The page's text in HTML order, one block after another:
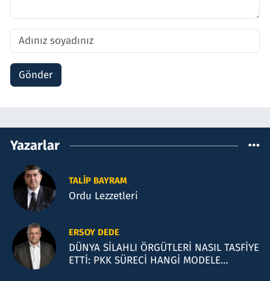
Gönder
Yazarlar
TALIP BAYRAM
Ordu Lezzetleri
ERSOY DEDE
DÜNYA SİLAHLI ÖRGÜTLERİ NASIL TASFİYE
ETTİ: PKK SÜRECİ HANGİ MODELE